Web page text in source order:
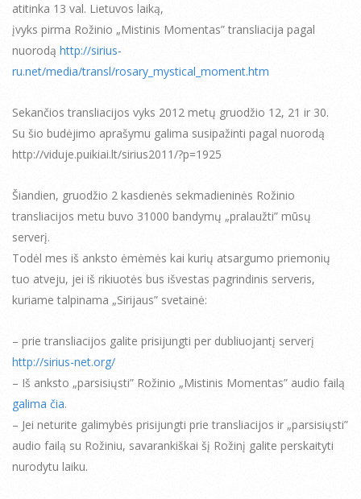
atitinka 13 val. Lietuvos laiką,
įvyks pirma Rožinio „Mistinis Momentas” transliacija pagal
nuorodą http://sirius-
ru.net/media/transl/rosary_mystical_moment.htm
Sekančios transliacijos vyks 2012 metų gruodžio 12, 21 ir 30.
Su šio budėjimo aprašymu galima susipažinti pagal nuorodą
http://viduje.puikiai.lt/sirius2011/?p=1925
Šiandien, gruodžio 2 kasdienės sekmadieninės Rožinio
transliacijos metu buvo 31000 bandymų „pralaužti” mūsų
serverį.
Todėl mes iš anksto ėmėmės kai kurių atsargumo priemonių
tuo atveju, jei iš rikiuotės bus išvestas pagrindinis serveris,
kuriame talpinama „Sirijaus” svetainė:
– prie transliacijos galite prisijungti per dubliuojantį serverį
http://sirius-net.org/
– Iš anksto „parsisiųsti” Rožinio „Mistinis Momentas” audio failą
galima čia.
– Jei neturite galimybės prisijungti prie transliacijos ir „parsisiųsti”
audio failą su Rožiniu, savarankiškai šį Rožinį galite perskaityti
nurodytu laiku.